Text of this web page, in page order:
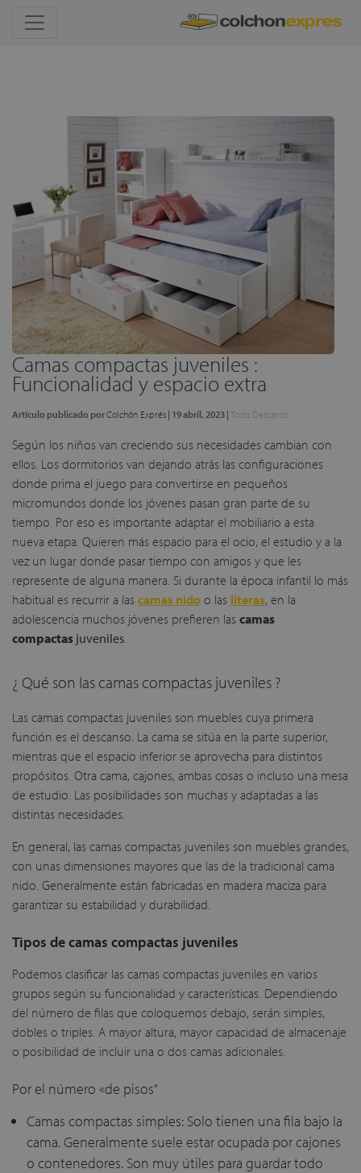
Camas compactas juveniles :
Funcionalidad y espacio extra
Artículo publicado porColchón Exprés | 19 abril, 2023 | Todo Descanso
Según los niños van creciendo sus necesidades cambian con
ellos. Los dormitorios van dejando atrás las configuraciones
donde prima el juego para convertirse en pequeños
micromundos donde los jóvenes pasan gran parte de su
tiempo. Por eso es importante adaptar el mobiliario a esta
nueva etapa. Quieren más espacio para el ocio, el estudio y a la
vez un lugar donde pasar tiempo con amigos y que les
represente de alguna manera. Si durante la época infantil lo más
habitual es recurrir a las camas nido o las literas, en la
adolescencia muchos jóvenes prefieren las camas
compactas juveniles
¿ Qué son las camas compactas juveniles ?
Las camas compactas juveniles son muebles cuya primera
función es el descanso. La cama se sitúa en la parte superior,
mientras que el espacio inferior se aprovecha para distintos
propósitos. Otra cama, cajones, ambas cosas o incluso una mesa
de estudio. Las posibilidades son muchas y adaptadas a las
distintas necesidades.
En general, las camas compactas juveniles son muebles grandes,
con unas dimensiones mayores que las de la tradicional cama
nido. Generalmente están fabricadas en madera maciza para
garantizar su estabilidad y durabilidad.
Tipos de camas compactas juveniles
Podemos clasificar las camas compactas juveniles en varios
grupos según su funcionalidad y características. Dependiendo
del número de filas que coloquemos debajo, serán simples,
dobles o triples. A mayor altura, mayor capacidad de almacenaje
o posibilidad de incluir una o dos camas adicionales.
Por el número «de pisos"
Camas compactas simples: Solo tienen una fila bajo la
cama. Generalmente suele estar ocupada por cajones
o contenedores. Son muy útiles para guardar todo